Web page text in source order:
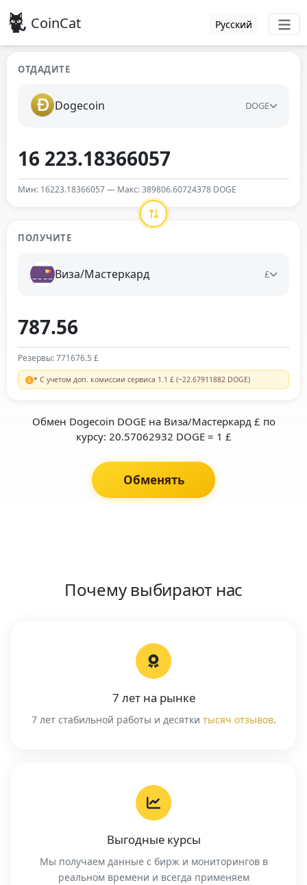
CoinCat Русский
ОТДАДИТЕ
Dogecoin DOGE
Мин: 16223.18366057 — Макс: 389806.60724378 DOGE
ПОЛУЧИТЕ
Виза/Мастеркард £
Резервы: 771676.5 £
* С учетом доп. комиссии сервиса 1.1 £ (~22.67911882 DOGE)
Обмен Dogecoin DOGE на Виза/Мастеркард £ по
курсу: 20.57062932 DOGE = 1 £
Обменять
Почему выбирают нас
7 лет на рынке
7 лет стабильной работы и десятки тысяч отзывов.
Выгодные курсы
Мы получаем данные с бирж и мониторингов в
реальном времени и всегда применяем